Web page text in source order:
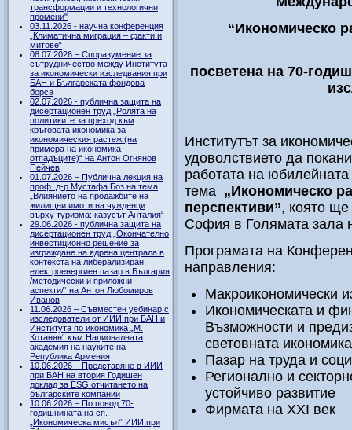
трансформации и технологични
промени"
03.11.2026 - научна конференция
„Климатична миграция – факти и
митове“
08.07.2026 – Споразумение за
сътрудничество между Института
за икономически изследвания при
БАН и Българската фондова
борса
02.07.2026 - публична защита на
дисертационен труд:„Ролята на
политиките за преход към
кръговата икономика за
икономическия растеж (на
примера на икономика
отпадъците)“ на Антон Огнянов
Пейчев
01.07.2026 – Публична лекция на
проф. д-р Мустафа Боз на тема
„Влиянието на продажбите на
жилищни имоти на чужденци
върху туризма: казусът Анталия“
29.06.2026 - публична защита на
дисертационен труд „Окончателно
инвестиционно решение за
изграждане на ядрена централа в
контекста на либерализиран
електроенергиен пазар в България
/методически и приложни
аспекти/“ на Антон Любомиров
Иванов
11.06.2026 – Съвместен уебинар с
изследователи от ИИИ при БАН и
Института по икономика „М.
Котанян“ към Националната
академия на науките на
Република Армения
10.06.2026 – Представяне в ИИИ
при БАН на втория Годишен
доклад за ESG отчитането на
българските компании
10.06.2026 – По повод 70-
годишнината на сп.
„Икономическа мисъл“ ИИИ при
“Икономическо
посветена на 70-
Институтът за
удоволствието да
работата на
тема „Икономическо
перспективи”, която
София в Голямата зала
Програмата на
направления:
Макроикономически
Икономическата и
Възможности и
световната
Пазар на труда и
Регионално и
устойчиво развитие
Фирмата на XXI век